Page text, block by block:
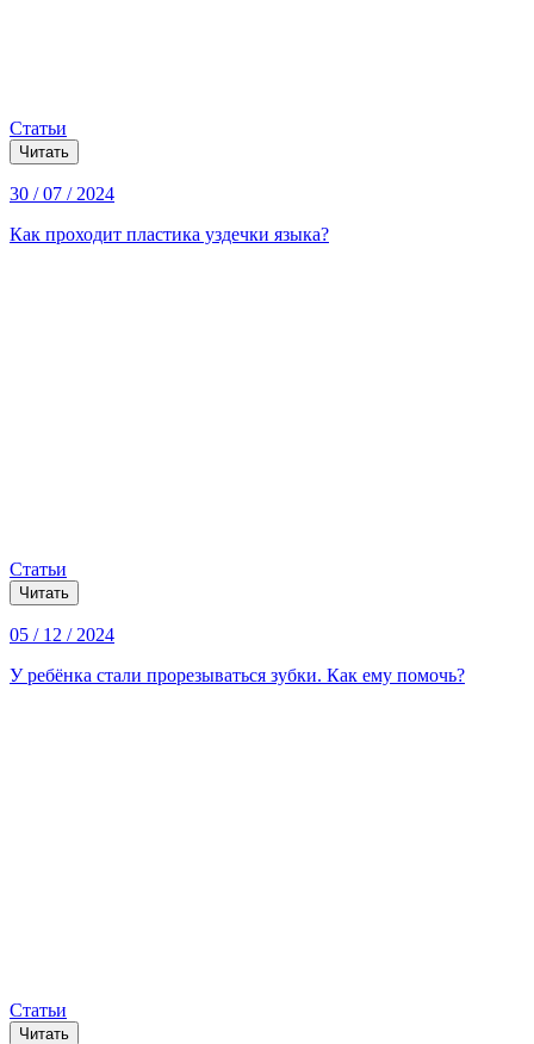
Статьи
Читать
30 / 07 / 2024
Как проходит пластика уздечки языка?
Статьи
Читать
05 / 12 / 2024
У ребёнка стали прорезываться зубки. Как ему помочь?
Статьи
Читать